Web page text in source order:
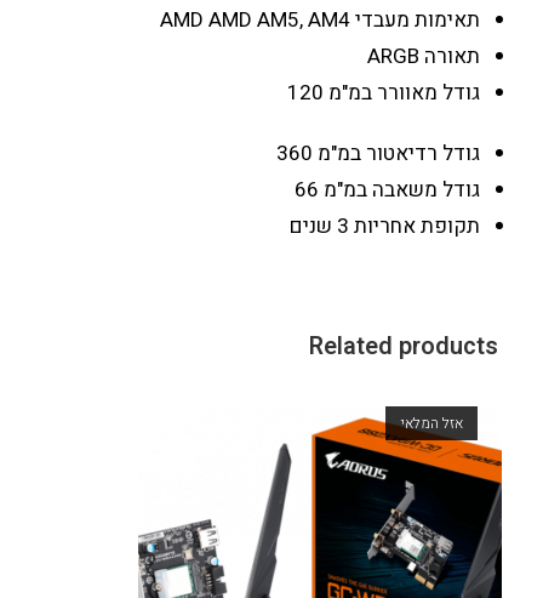
תאימות מעבדי AMDAMD AM5, AM4
תאורה ARGB
גודל מאוורר במ"מ 120
גודל רדיאטור במ"מ 360
גודל משאבה במ"מ 66
תקופת אחריות 3 שנים
Related products
אזל המלאי